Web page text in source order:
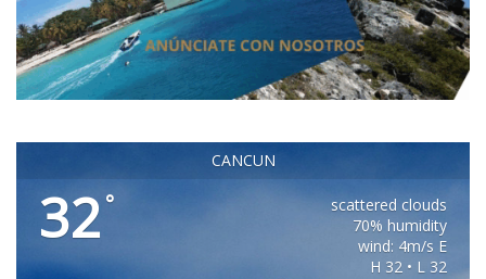
CANCUN
32 °
scattered clouds
70% humidity
wind: 4m/s E
H 32 • L 32